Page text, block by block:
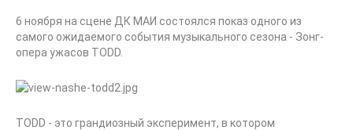
6 ноября на сцене ДК МАИ состоялся показ одного из
самого ожидаемого события музыкального сезона - Зонг-
опера ужасов TODD.
TODD - это грандиозный эксперимент, в котором